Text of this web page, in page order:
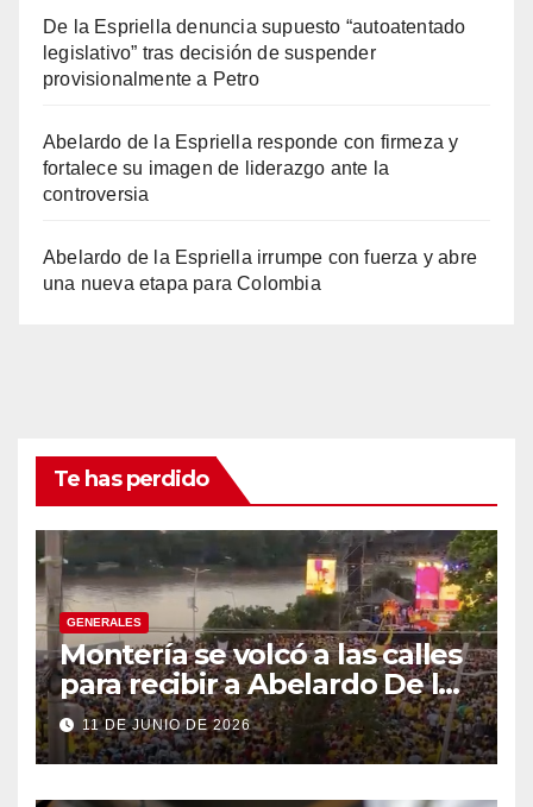
De la Espriella denuncia supuesto “autoatentado
legislativo” tras decisión de suspender
provisionalmente a Petro
Abelardo de la Espriella responde con firmeza y
fortalece su imagen de liderazgo ante la
controversia
Abelardo de la Espriella irrumpe con fuerza y abre
una nueva etapa para Colombia
Te has perdido
GENERALES
Montería se volcó a las calles
para recibir a Abelardo De la
Espriella
11 DE JUNIO DE 2026